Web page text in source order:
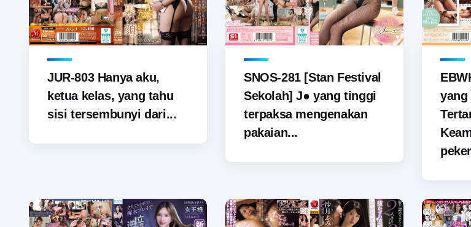
JUR-803 Hanya aku,
ketua kelas, yang tahu
sisi tersembunyi dari...
SNOS-281 [Stan Festival
Sekolah] J● yang tinggi
terpaksa mengenakan
pakaian...
yang